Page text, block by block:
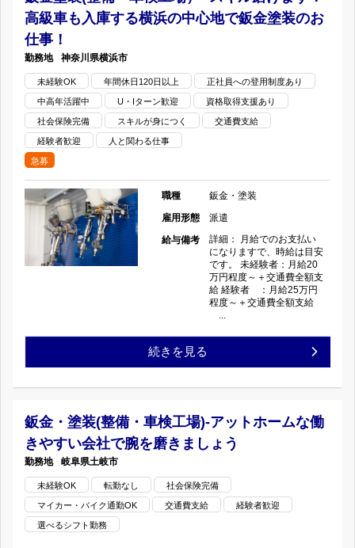
待
呉
市
の
２
交
通
費・
給！
装
産
デ
ィ
ー
ー)-
市
×
収
万
高級車も入庫する横浜の中心地で鈑金塗装のお
仕事！
神奈川県横浜市
未経験OK 年間休日120日以上 正社員への登用制度あり
中高年活躍中 U・Iターン歓迎 資格取得支援あり
社会保険完備 スキルが身につく 交通費支給
経験者歓迎 人と関わる仕事
急募
職種
鈑金・塗装
雇用形態
派遣
給与備考
詳細： 月給でのお支払い
になりますで、時給は目安
です。 未経験者：月給20
万円程度～＋交通費全額支
給 経験者 ：月給25万円
程度～＋交通費全額支給
...
鈑
塗
装
(整
備・
続きを見る
鈑金・塗装(整備・車検工場)-アットホームな働
きやすい会社で腕を磨きましょう
岐阜県土岐市
未経験OK 転勤なし 社会保険完備
マイカー・バイク通勤OK 交通費支給 経験者歓迎
選べるシフト勤務